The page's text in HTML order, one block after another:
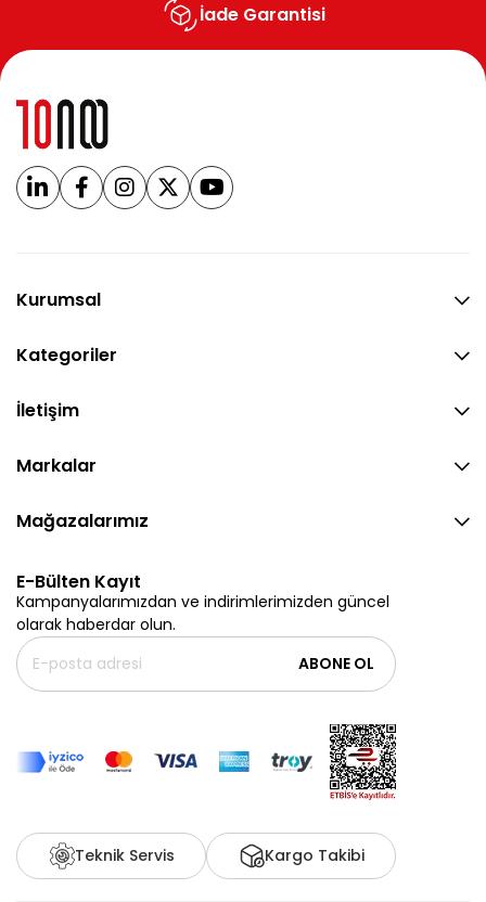
İade Garantisi
Kurumsal
Kategoriler
İletişim
Markalar
Mağazalarımız
E-Bülten Kayıt
Kampanyalarımızdan ve indirimlerimizden güncel
olarak haberdar olun.
ABONE OL
Teknik Servis Kargo Takibi